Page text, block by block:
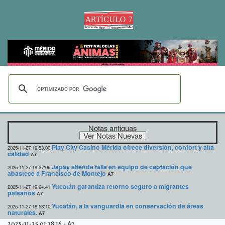
Notas antiguas
2025-11-27 19:53:00 Play City Casino Mérida ofrece diversión, confort y alta
calidad A7
2025-11-27 19:37:06 Japay atiende falla en equipo de captación que
abastece a Francisco de Montejo A7
2025-11-27 19:24:41 Yucatán garantiza retorno seguro a migrantes
paisanos A7
2025-11-27 18:58:10 Yucatán, a la vanguardia en conservación de áreas
naturales. A7